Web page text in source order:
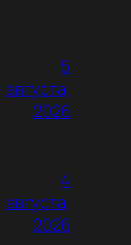
5
августа,
2026
4
августа,
2026